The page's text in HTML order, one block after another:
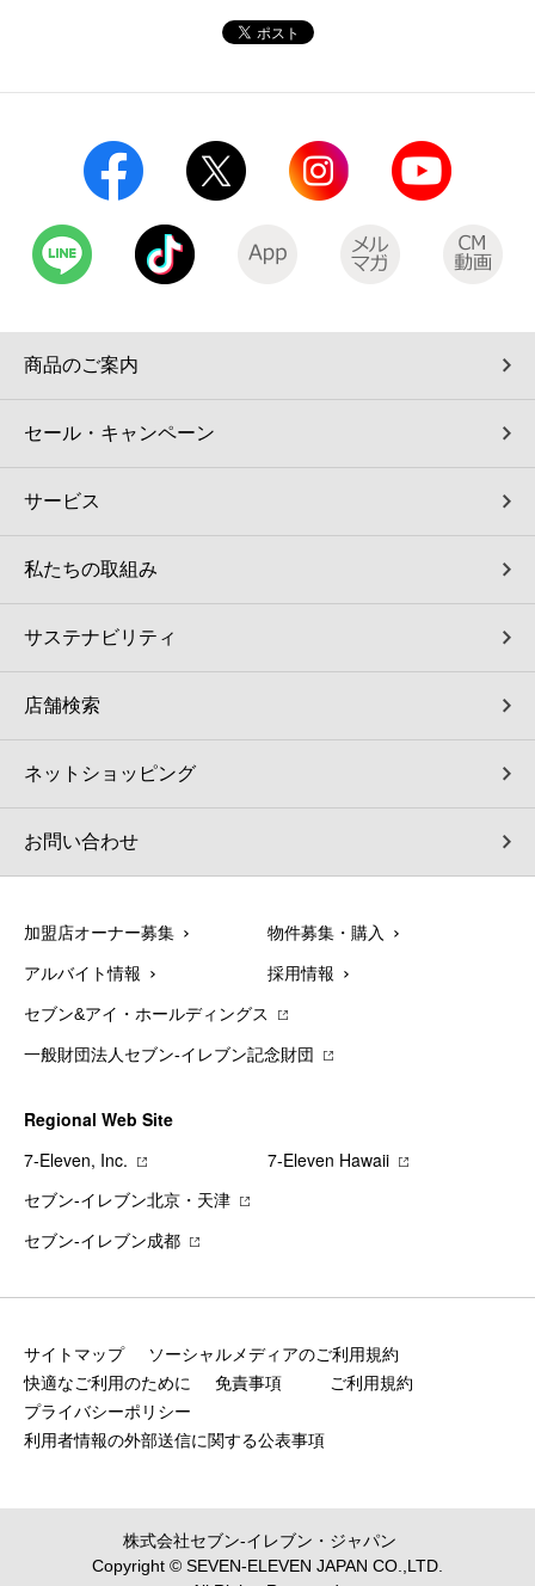
商品のご案内
セール・キャンペーン
サービス
私たちの取組み
サステナビリティ
店舗検索
ネットショッピング
お問い合わせ
加盟店オーナー募集 物件募集・購入
アルバイト情報 採用情報
セブン&アイ・ホールディングス
一般財団法人セブン-イレブン記念財団
Regional Web Site
7‐Eleven, Inc.
7‐Eleven Hawaii
セブン‐イレブン北京・天津
セブン‐イレブン成都
サイトマップ
ソーシャルメディアのご利用規約
快適なご利用のために
免責事項
ご利用規約
プライバシーポリシー
利用者情報の外部送信に関する公表事項
株式会社セブン‐イレブン・ジャパン
Copyright © SEVEN-ELEVEN JAPAN CO.,LTD.